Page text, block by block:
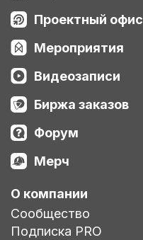
Проектный офис
Мероприятия
Видеозаписи
Биржа заказов
Форум
Мерч
О компании
Сообщество
Подписка PRO